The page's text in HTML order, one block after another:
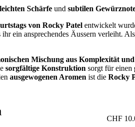
leichten Schärfe und subtilen
von Rocky Patel entwickelt
ihr ein ansprechendes Äussern verleiht. Als
Mischung aus Komplexität
sorgfältige Konstruktion sorgt für einen
ausgewogenen Aromen ist die Rocky
CHF